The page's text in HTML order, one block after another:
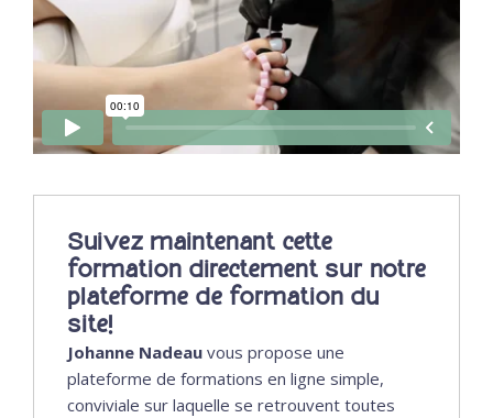
Suivez maintenant cette
formation directement sur notre
plateforme de formation du
site!
Johanne Nadeau vous propose une
plateforme de formations en ligne simple,
conviviale sur laquelle se retrouvent toutes